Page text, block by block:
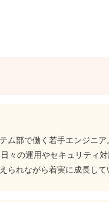
ム部で働く若手エンジニア
々の運用やセキュリティ
られながら着実に成長して